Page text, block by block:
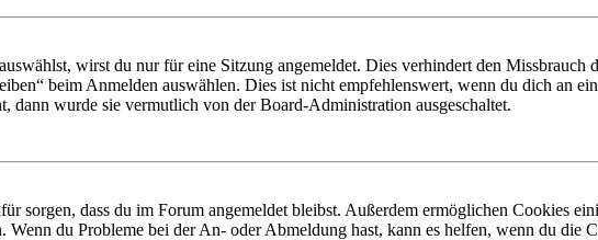
wirst du nur für eine Sitzung angemeldet. Dies verhindert den Missbrauch
beim Anmelden auswählen. Dies ist nicht empfehlenswert, wenn du dich an
dann wurde sie vermutlich von der Board-Administration ausgeschaltet.
sorgen, dass du im Forum angemeldet bleibst. Außerdem ermöglichen Cookies
du Probleme bei der An- oder Abmeldung hast, kann es helfen, wenn du die